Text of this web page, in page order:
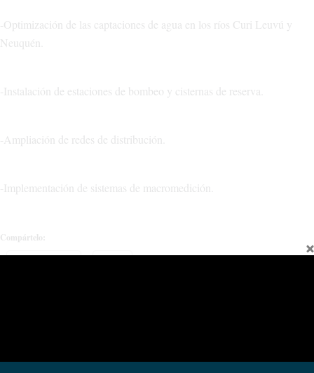
-Optimización de las captaciones de agua en los ríos Curi Leuvú y
Neuquén.
-Instalación de estaciones de bombeo y cisternas de reserva.
-Ampliación de redes de distribución.
-Implementación de sistemas de macromedición.
Compártelo:
de Chos Malal por obras del
servicio de agua potable de Chos